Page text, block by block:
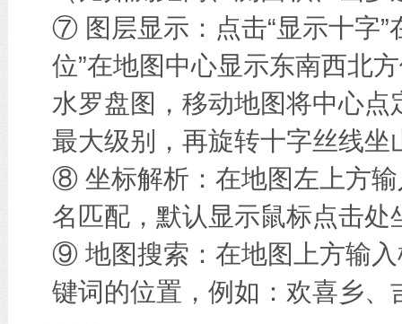
⑦ 图层显示：点击“显示十字”
位”在地图中心显示东南西北
水罗盘图，移动地图将中心
最大级别，再旋转十字丝线坐
⑧ 坐标解析：在地图左上方
名匹配，默认显示鼠标点击处
⑨ 地图搜索：在地图上方输
键词的位置，例如：欢喜乡、